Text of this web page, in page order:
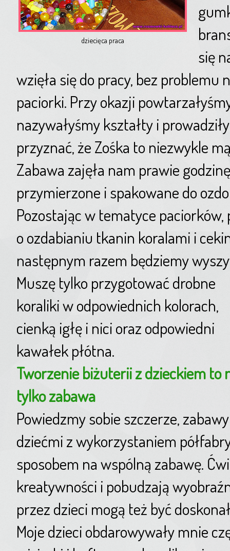
dziecięca praca
się
wzięła się do pracy, bez
paciorki. Przy okazji
nazywałyśmy kształty i
przyznać, że Zośka to niezwykle
Zabawa zajęła nam prawie
przymierzone i spakowane do
Pozostając w tematyce
o ozdabianiu tkanin koralami i
następnym razem będziemy
Muszę tylko przygotować drobne
koraliki w odpowiednich kolorach,
cienką igłę i nici oraz odpowiedni
kawałek płótna.
Tworzenie biżuterii z dzieckiem to
tylko zabawa
Powiedzmy sobie szczerze,
dziećmi z wykorzystaniem
sposobem na wspólną zabawę.
kreatywności i pobudzają
przez dzieci mogą też być
Moje dzieci obdarowywały mnie